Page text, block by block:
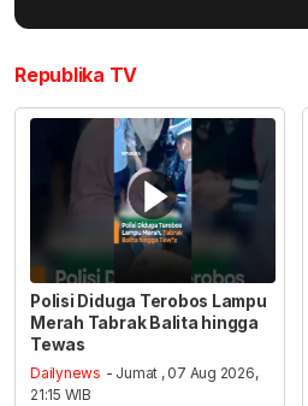
Republika TV
Polisi Diduga Terobos Lampu
Merah Tabrak Balita hingga
Tewas
Dailynews - Jumat , 07 Aug 2026,
21:15 WIB